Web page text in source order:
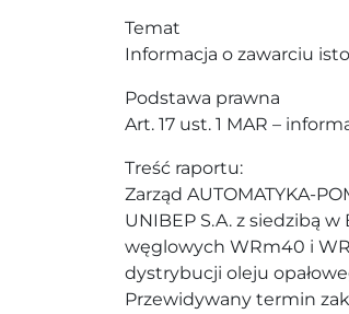
Temat
Informacja o zawarciu
Podstawa prawna
Art. 17 ust. 1 MAR –
Treść raportu:
Zarząd AUTOMATYKA-
UNIBEP S.A. z siedzibą
węglowych WRm40 i
dystrybucji oleju
Przewidywany termin